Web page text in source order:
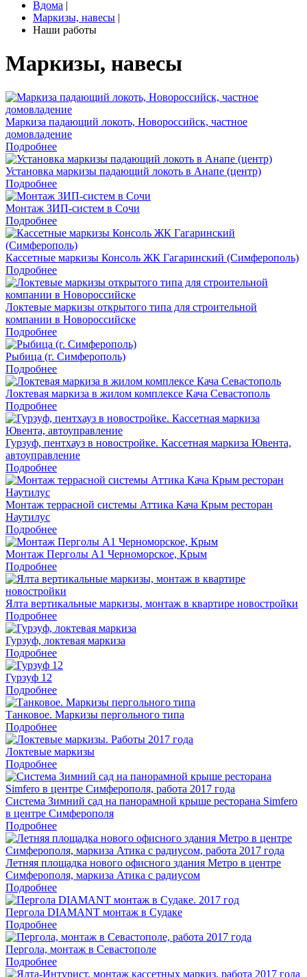
Вдома |
Маркизы, навесы |
Наши работы
Маркизы, навесы
Маркиза падающий локоть, Новороссийск, частное
домовладение
Подробнее
Установка маркизы падающий локоть в Анапе (центр)
Подробнее
Монтаж ЗИП-систем в Сочи
Подробнее
Кассетные маркизы Консоль ЖК Гагаринский (Симферополь)
Подробнее
Локтевые маркизы открытого типа для строительной
компании в Новороссийске
Подробнее
Рыбица (г. Симферополь)
Подробнее
Локтевая маркиза в жилом комплексе Кача Севастополь
Подробнее
Гурзуф, пентхауз в новостройке. Кассетная маркиза Ювента,
автоуправление
Подробнее
Монтаж террасной системы Аттика Кача Крым ресторан
Наутилус
Подробнее
Монтаж Перголы А1 Черноморское, Крым
Подробнее
Ялта вертикальные маркизы, монтаж в квартире новостройки
Подробнее
Гурзуф, локтевая маркиза
Подробнее
Гурзуф 12
Подробнее
Танковое. Маркизы пергольного типа
Подробнее
Локтевые маркизы
Подробнее
Система Зимний сад на панорамной крыше ресторана Simfero
в центре Симферополя
Подробнее
Летняя площадка нового офисного здания Метро в центре
Симферополя, маркиза Атика с радиусом
Подробнее
Пергола DIAMANT монтаж в Судаке
Подробнее
Пергола, монтаж в Севастополе
Подробнее